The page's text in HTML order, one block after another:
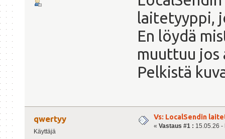
laitetyyppi,
En löydä
muuttuu jos
Pelkistä
qwertyy
Käyttäjä
Vs: LocalSendin
« Vastaus #1 : 15.05.26 -